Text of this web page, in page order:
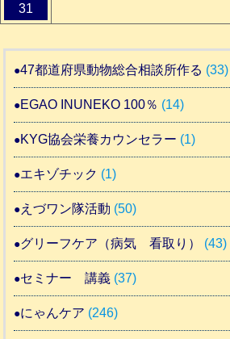
31
47都道府県動物総合相談所作る (33)
EGAO INUNEKO 100％ (14)
KYG協会栄養カウンセラー (1)
エキゾチック (1)
えづワン隊活動 (50)
グリーフケア（病気 看取り） (43)
セミナー 講義 (37)
にゃんケア (246)